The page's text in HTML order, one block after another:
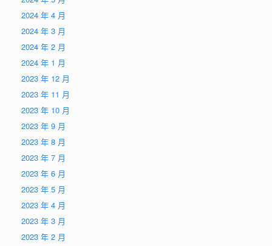
2024 年 4 月
2024 年 3 月
2024 年 2 月
2024 年 1 月
2023 年 12 月
2023 年 11 月
2023 年 10 月
2023 年 9 月
2023 年 8 月
2023 年 7 月
2023 年 6 月
2023 年 5 月
2023 年 4 月
2023 年 3 月
2023 年 2 月